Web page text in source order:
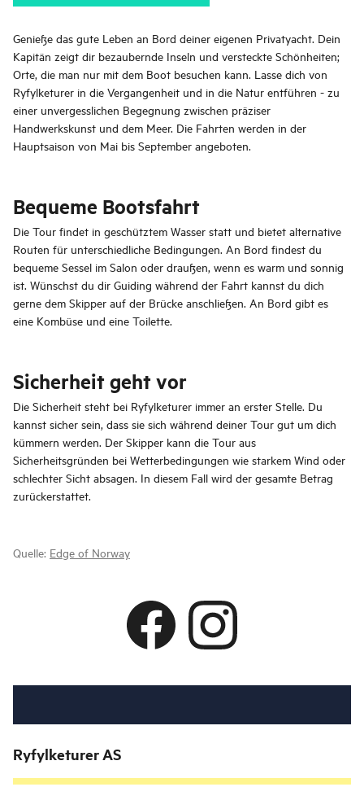
Genieße das gute Leben an Bord deiner eigenen Privatyacht. Dein
Kapitän zeigt dir bezaubernde Inseln und versteckte Schönheiten;
Orte, die man nur mit dem Boot besuchen kann. Lasse dich von
Ryfylketurer in die Vergangenheit und in die Natur entführen - zu
einer unvergesslichen Begegnung zwischen präziser
Handwerkskunst und dem Meer. Die Fahrten werden in der
Hauptsaison von Mai bis September angeboten.
Bequeme Bootsfahrt
Die Tour findet in geschütztem Wasser statt und bietet alternative
Routen für unterschiedliche Bedingungen. An Bord findest du
bequeme Sessel im Salon oder draußen, wenn es warm und sonnig
ist. Wünschst du dir Guiding während der Fahrt kannst du dich
gerne dem Skipper auf der Brücke anschließen. An Bord gibt es
eine Kombüse und eine Toilette.
Sicherheit geht vor
Die Sicherheit steht bei Ryfylketurer immer an erster Stelle. Du
kannst sicher sein, dass sie sich während deiner Tour gut um dich
kümmern werden. Der Skipper kann die Tour aus
Sicherheitsgründen bei Wetterbedingungen wie starkem Wind oder
schlechter Sicht absagen. In diesem Fall wird der gesamte Betrag
zurückerstattet.
Quelle: Edge of Norway
Ryfylketurer AS